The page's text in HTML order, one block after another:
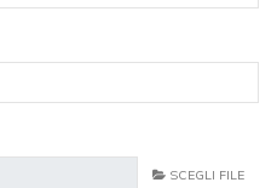
SCEGLI FILE